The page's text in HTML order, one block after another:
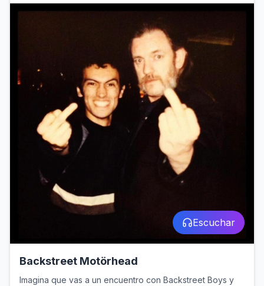
Escuchar
Backstreet Motörhead
Imagina que vas a un encuentro con Backstreet Boys y